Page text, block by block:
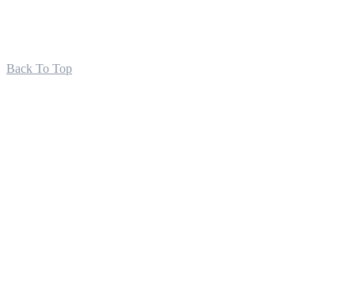
Back To Top